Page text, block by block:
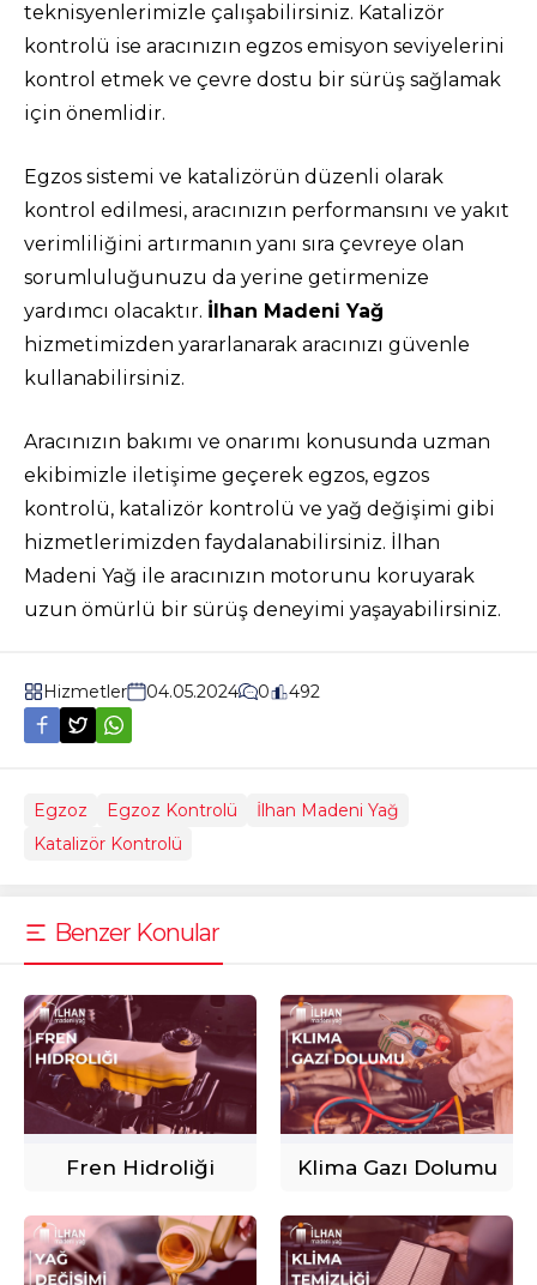
teknisyenlerimizle çalışabilirsiniz. Katalizör
kontrolü ise aracınızın egzos emisyon seviyelerini
kontrol etmek ve çevre dostu bir sürüş sağlamak
için önemlidir.
Egzos sistemi ve katalizörün düzenli olarak
kontrol edilmesi, aracınızın performansını ve yakıt
verimliliğini artırmanın yanı sıra çevreye olan
sorumluluğunuzu da yerine getirmenize
yardımcı olacaktır. İlhan Madeni Yağ
hizmetimizden yararlanarak aracınızı güvenle
kullanabilirsiniz.
Aracınızın bakımı ve onarımı konusunda uzman
ekibimizle iletişime geçerek egzos, egzos
kontrolü, katalizör kontrolü ve yağ değişimi gibi
hizmetlerimizden faydalanabilirsiniz. İlhan
Madeni Yağ ile aracınızın motorunu koruyarak
uzun ömürlü bir sürüş deneyimi yaşayabilirsiniz.
Hizmetler 04.05.2024 0 492
Egzoz Egzoz Kontrolü
İlhan Madeni Yağ
Katalizör Kontrolü
Benzer Konular
Fren Hidroliği Klima Gazı Dolumu